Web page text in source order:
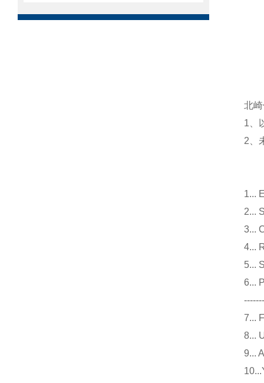
北
1、
2、
1...
2...
3...
4...
5...
6...
7...
8...
9...